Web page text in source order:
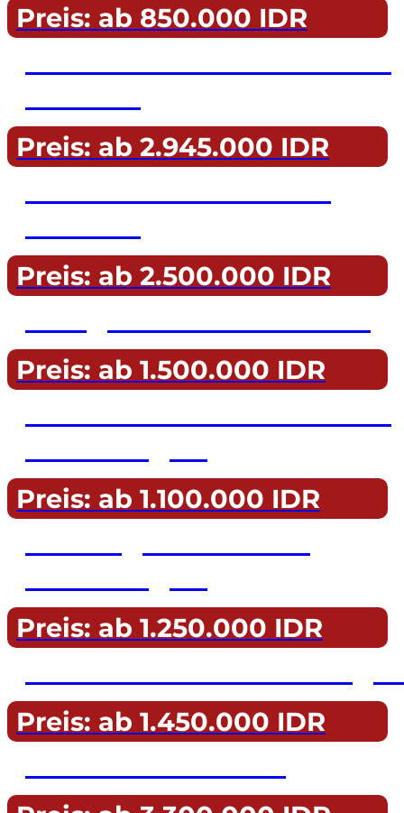
Preis: ab 850.000 IDR
Preis: ab 2.945.000 IDR
Preis: ab 2.500.000 IDR
Preis: ab 1.500.000 IDR
Preis: ab 1.100.000 IDR
Preis: ab 1.250.000 IDR
Preis: ab 1.450.000 IDR